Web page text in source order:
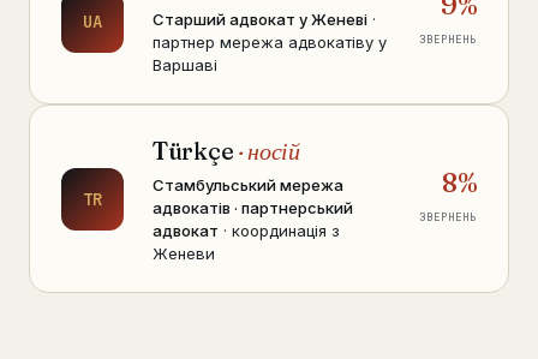
UA Старший адвокат у Женеві ·
партнер мережа адвокатіву у
Варшаві
ЗВЕРНЕНЬ
TR
Türkçe · носій
Стамбульський мережа
адвокатів · партнерський
адвокат · координація з
Женеви
8%
ЗВЕРНЕНЬ